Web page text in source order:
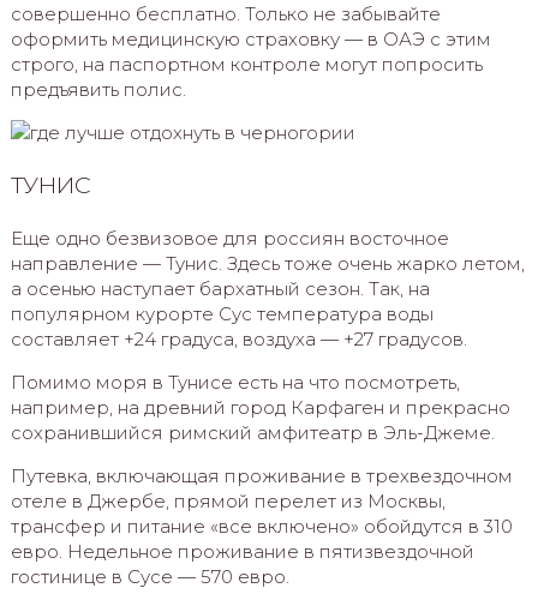
совершенно бесплатно. Только не забывайте
оформить медицинскую страховку — в ОАЭ с этим
строго, на паспортном контроле могут попросить
предъявить полис.
ТУНИС
Еще одно безвизовое для россиян восточное
направление — Тунис. Здесь тоже очень жарко летом,
а осенью наступает бархатный сезон. Так, на
популярном курорте Сус температура воды
составляет +24 градуса, воздуха — +27 градусов.
Помимо моря в Тунисе есть на что посмотреть,
например, на древний город Карфаген и прекрасно
сохранившийся римский амфитеатр в Эль-Джеме.
Путевка, включающая проживание в трехвездочном
отеле в Джербе, прямой перелет из Москвы,
трансфер и питание «все включено» обойдутся в 310
евро. Недельное проживание в пятизвездочной
гостинице в Сусе — 570 евро.